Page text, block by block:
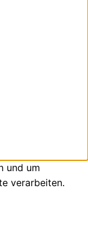
und um
verarbeiten.